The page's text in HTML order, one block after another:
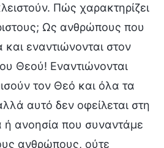
Πώς χαρακτηρίζει
Ως ανθρώπους που
και εναντιώνονται στον
Θεού! Εναντιώνονται
τον Θεό και όλα τα
αυτό δεν οφείλεται στη
ή ανοησία που συναντάμε
ανθρώπους, ούτε